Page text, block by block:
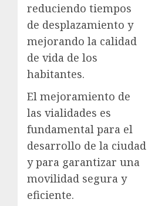
reduciendo tiempos
de desplazamiento y
mejorando la calidad
de vida de los
habitantes.
El mejoramiento de
las vialidades es
fundamental para el
desarrollo de la ciudad
y para garantizar una
movilidad segura y
eficiente.